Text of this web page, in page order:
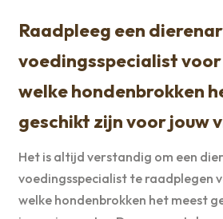
Raadpleeg een
voedingsspecialist
welke hondenbrokken
geschikt zijn voor jouw
Het is altijd verstandig om een
voedingsspecialist te raadplegen
welke hondenbrokken het meest